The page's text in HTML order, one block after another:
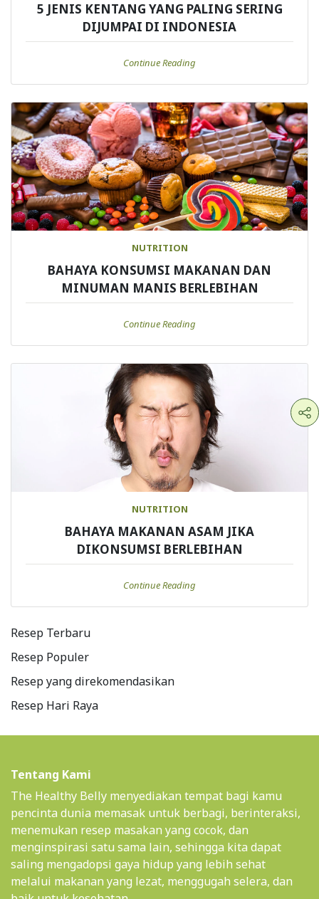
5 JENIS KENTANG YANG PALING SERING
DIJUMPAI DI INDONESIA
Continue Reading
NUTRITION
BAHAYA KONSUMSI MAKANAN DAN
MINUMAN MANIS BERLEBIHAN
Continue Reading
NUTRITION
BAHAYA MAKANAN ASAM JIKA
DIKONSUMSI BERLEBIHAN
Continue Reading
Resep Terbaru
Resep Populer
Resep yang direkomendasikan
Resep Hari Raya
Tentang Kami
The Healthy Belly menyediakan tempat bagi kamu
pencinta dunia memasak untuk berbagi, berinteraksi,
menemukan resep masakan yang cocok, dan
menginspirasi satu sama lain, sehingga kita dapat
saling mengadopsi gaya hidup yang lebih sehat
melalui makanan yang lezat, menggugah selera, dan